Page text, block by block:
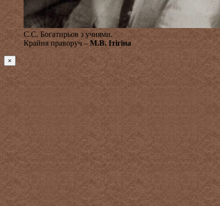
С.С. Богатирьов з учнями.
Крайня праворуч –М.В. Ітігіна
×